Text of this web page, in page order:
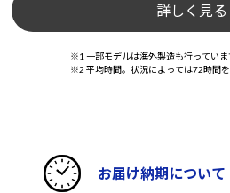
詳しく見る
※1 一部モデルは海外製造も行っていま
※2 平均時間。状況によっては72時間を
お届け納期について